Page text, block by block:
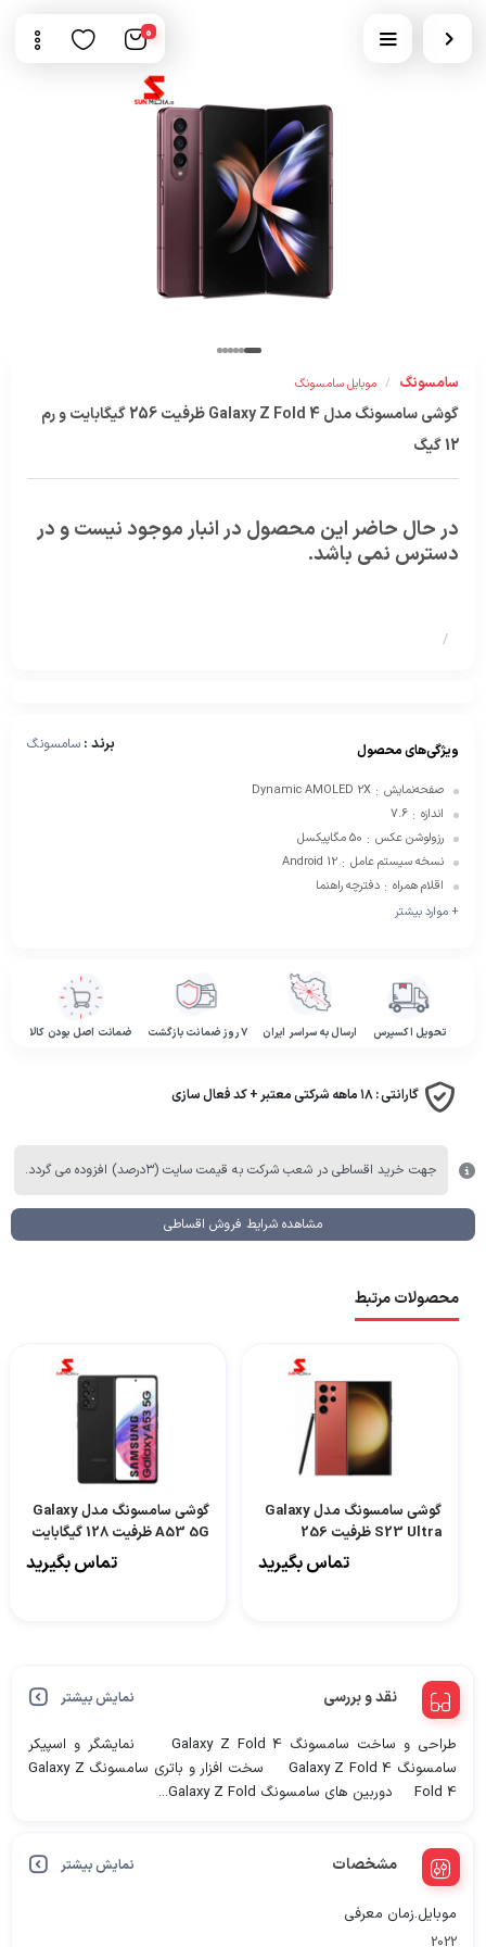
0
سامسونگ / موبایل سامسونگ
گوشی سامسونگ مدل Galaxy Z Fold 4 ظرفیت 256 گیگابایت و رم
12 گیگ
در حال حاضر این محصول در انبار موجود نیست و در
دسترس نمی باشد.
/
برند : سامسونگ ویژگی‌های محصول
صفحه‌نمایش :
Dynamic AMOLED 2X
اندازه :
7.6
رزولوشن عکس : 50 مگاپیکسل
نسخه سیستم عامل :
Android 12
اقلام همراه : دفترچه‌ راهنما
+ موارد بیشتر
تحویل اکسپرس ارسال به سراسر ایران ۷ روز ضمانت بازگشت ضمانت اصل بودن کالا
گارانتی :۱۸ ماهه شرکتی معتبر + کد فعال سازی
جهت خرید اقساطی در شعب شرکت به قیمت سایت (۳درصد) افزوده می گردد.
مشاهده شرایط فروش اقساطی
محصولات مرتبط
گوشی سامسونگ مدل Galaxy
S23 Ultra ظرفیت 256
تماس بگیرید
گوشی سامسونگ مدل Galaxy
A53 5G ظرفیت 128 گیگابایت
تماس بگیرید
نقد و بررسی نمایش بیشتر
طراحی و ساخت سامسونگ Galaxy Z Fold 4 نمایشگر و اسپیکر
سامسونگ Galaxy Z Fold 4 سخت افزار و باتری سامسونگ Galaxy Z
Fold 4 دوربین های سامسونگ Galaxy Z Fold...
مشخصات نمایش بیشتر
موبایل.زمان معرفی
2022